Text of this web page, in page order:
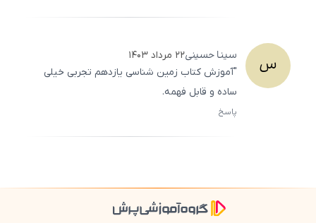
س سیناحسینی۲۲ مرداد ۱۴۰۳
"آموزش کتاب زمین شناسی یازدهم تجربی خیلی
ساده و قابل فهمه.
پاسخ